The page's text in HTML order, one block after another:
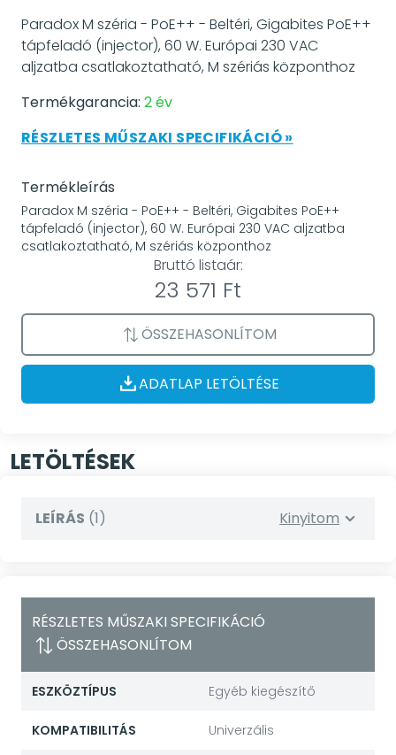
Paradox M széria - PoE++ - Beltéri, Gigabites PoE++
tápfeladó (injector), 60 W. Európai 230 VAC
aljzatba csatlakoztatható, M szériás központhoz
Termékgarancia: 2 év
RÉSZLETES MŰSZAKI SPECIFIKÁCIÓ »
Termékleírás
Paradox M széria - PoE++ - Beltéri, Gigabites PoE++
tápfeladó (injector), 60 W. Európai 230 VAC aljzatba
csatlakoztatható, M szériás központhoz
Bruttó listaár:
23 571 Ft
ÖSSZEHASONLÍTOM
ADATLAP LETÖLTÉSE
LETÖLTÉSEK
LEÍRÁS (1) Kinyitom
RÉSZLETES MŰSZAKI SPECIFIKÁCIÓ
ÖSSZEHASONLÍTOM
ESZKÖZTÍPUS Egyéb kiegészítő
KOMPATIBILITÁS Univerzális